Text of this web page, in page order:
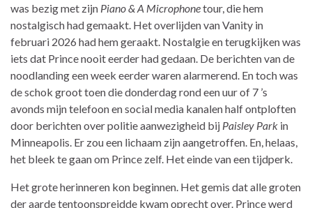
was bezig met zijn Piano & A Microphonetour, die hem
nostalgisch had gemaakt. Het overlijden van Vanity in
februari 2026 had hem geraakt. Nostalgie en terugkijken was
iets dat Prince nooit eerder had gedaan. De berichten van de
noodlanding een week eerder waren alarmerend. En toch was
de schok groot toen die donderdag rond een uur of 7 ’s
avonds mijn telefoon en social media kanalen half ontploften
door berichten over politie aanwezigheid bij Paisley Park in
Minneapolis. Er zou een lichaam zijn aangetroffen. En, helaas,
het bleek te gaan om Prince zelf. Het einde van een tijdperk.
Het grote herinneren kon beginnen. Het gemis dat alle groten
der aarde tentoonspreidde kwam oprecht over. Prince werd